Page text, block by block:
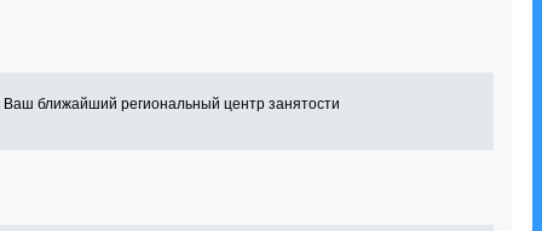
ближайший региональный центр занятости